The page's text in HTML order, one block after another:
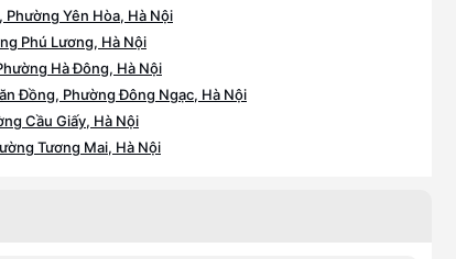
Phường Yên Hòa, Hà Nội
Phú Lương, Hà Nội
Hà Đông, Hà Nội
Đồng, Phường Đông Ngạc, Hà Nội
Cầu Giấy, Hà Nội
Tương Mai, Hà Nội
Phường Vườn Lài, Hồ Chí Minh